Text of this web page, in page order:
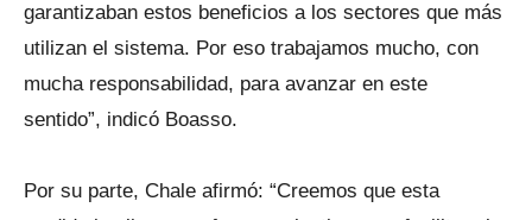
garantizaban estos beneficios a los sectores que más
utilizan el sistema. Por eso trabajamos mucho, con
mucha responsabilidad, para avanzar en este
sentido”, indicó Boasso.
Por su parte, Chale afirmó: “Creemos que esta